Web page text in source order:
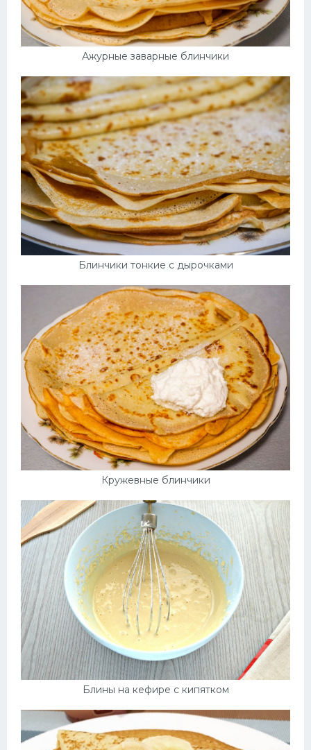
Ажурные заварные блинчики
Блинчики тонкие с дырочками
Кружевные блинчики
Блины на кефире с кипятком